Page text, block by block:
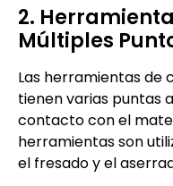
2.
Múltiples
Las herramientas de
tienen varias puntas
contacto con el
herramientas son
el fresado y el